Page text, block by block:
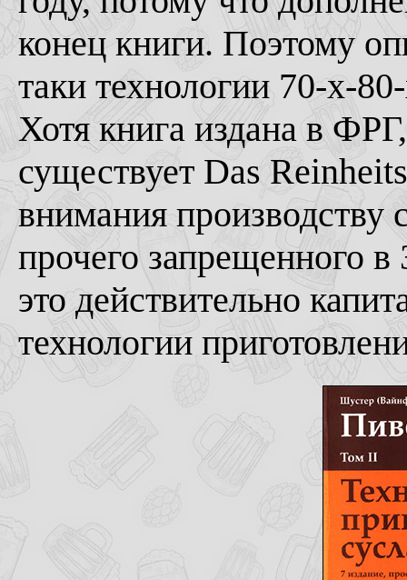
конец книги. Поэтому
таки технологии 70-х-
Хотя книга издана в
существует Das
внимания производству
прочего запрещенного
это действительно
технологии